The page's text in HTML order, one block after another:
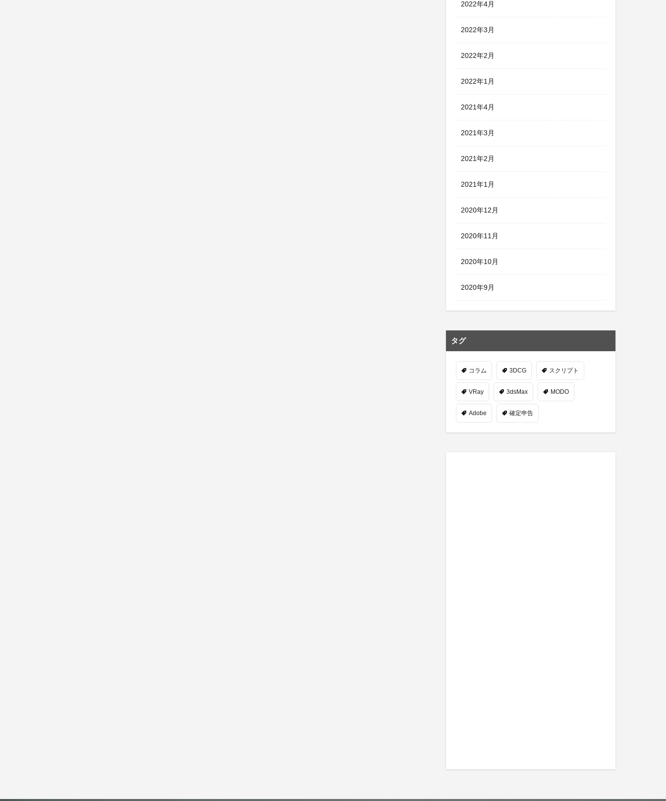
2022年4月
2022年3月
2022年2月
2022年1月
2021年4月
2021年3月
2021年2月
2021年1月
2020年12月
2020年11月
2020年10月
2020年9月
タグ
コラム 3DCG スクリプト
VRay 3dsMax MODO
Adobe 確定申告